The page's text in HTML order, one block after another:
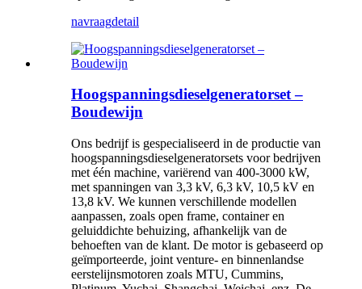
navraagdetail
Hoogspanningsdieselgeneratorset –
Boudewijn
Ons bedrijf is gespecialiseerd in de productie van
hoogspanningsdieselgeneratorsets voor bedrijven
met één machine, variërend van 400-3000 kW,
met spanningen van 3,3 kV, 6,3 kV, 10,5 kV en
13,8 kV. We kunnen verschillende modellen
aanpassen, zoals open frame, container en
geluiddichte behuizing, afhankelijk van de
behoeften van de klant. De motor is gebaseerd op
geïmporteerde, joint venture- en binnenlandse
eerstelijnsmotoren zoals MTU, Cummins,